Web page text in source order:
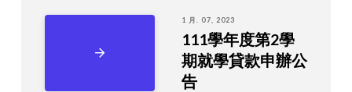
1 月. 07, 2023
111學年度第2學
期就學貸款申辦公
告